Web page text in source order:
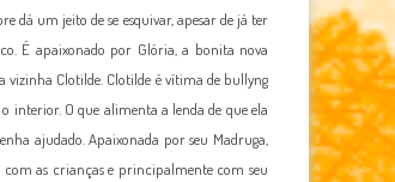
dá um jeito de se esquivar, apesar de já ter
É apaixonado por Glória, a bonita nova
vizinha Clotilde. Clotilde é vítima de bullyng
interior. O que alimenta a lenda de que ela
ajudado. Apaixonada por seu Madruga,
com as crianças e principalmente com seu